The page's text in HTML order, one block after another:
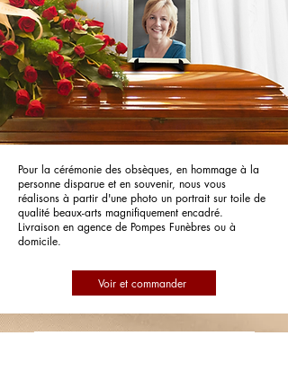
Pour la cérémonie des obsèques, en hommage à la
personne disparue et en souvenir, nous vous
réalisons à partir d'une photo un portrait sur toile de
qualité beaux-arts magnifiquement encadré.
Livraison en agence de Pompes Funèbres ou à
domicile.
Voir et commander